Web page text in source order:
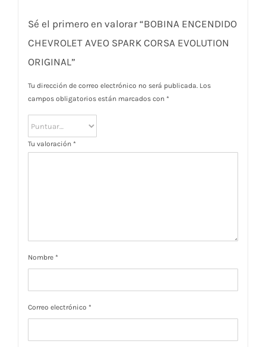
Sé el primero en valorar “BOBINA ENCENDIDO
CHEVROLET AVEO SPARK CORSA EVOLUTION
ORIGINAL”
Tu dirección de correo electrónico no será publicada. Los
campos obligatorios están marcados con *
Tu valoración *
Nombre *
Correo electrónico *